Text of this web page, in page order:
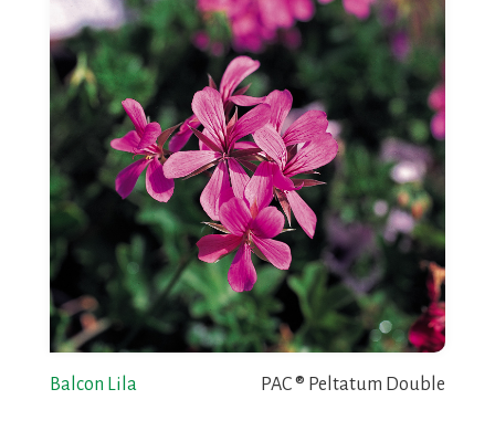
Balcon Lila PAC ® Peltatum Double